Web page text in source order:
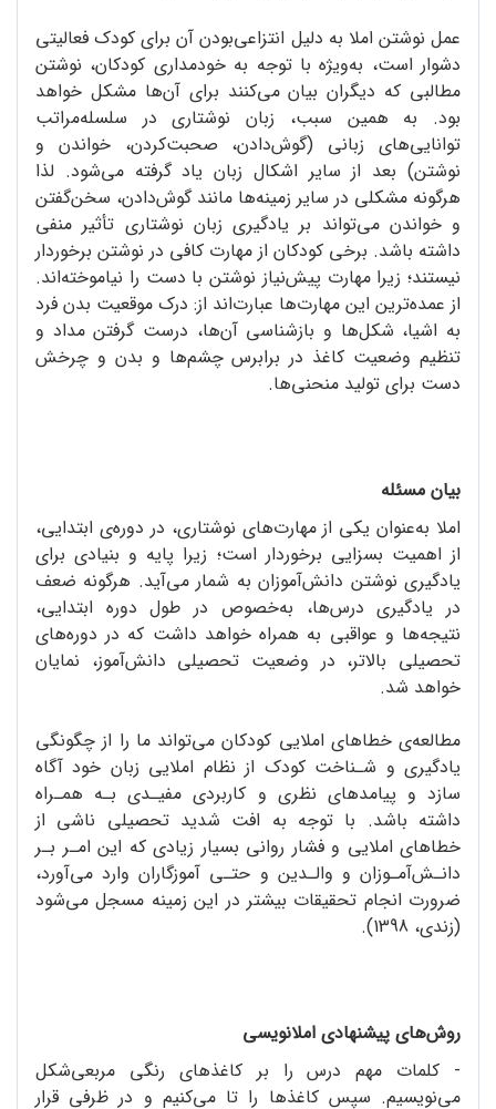
عمل نوشتن املا به دلیل انتزاعی‌بودن آن برای کودک فعالیتی
دشوار است، به‌ویژه با توجه به خودمداری کودکان، نوشتن
مطالبی که دیگران بیان می‌کنند برای آن‌ها مشکل خواهد
بود. به همین سبب، زبان نوشتاری در سلسله‌مراتب
توانایی‌های زبانی (گوش‌دادن، صحبت‌کردن، خواندن و
نوشتن) بعد از سایر اشکال زبان یاد گرفته می‌شود. لذا
هرگونه مشکلی در سایر زمینه‌ها مانند گوش‌دادن، سخن‌گفتن
و خواندن می‌تواند بر یادگیری زبان نوشتاری تأثیر منفی
داشته باشد. برخی کودکان از مهارت کافی در نوشتن برخوردار
نیستند؛ زیرا مهارت پیش‌نیاز نوشتن با دست را نیاموخته‌اند.
از عمده‌ترین این مهارت‌ها عبارت‌اند از: درک موقعیت بدن فرد
به اشیا، شکل‌ها و بازشناسی آن‌ها، درست گرفتن مداد و
تنظیم وضعیت کاغذ در برابرس چشم‌ها و بدن و چرخش
دست برای تولید منحنی‌ها.
بیان مسئله
املا به‌‌عنوان یکی از مهارت‌های نوشتاری، در دوره‌ی ابتدایی،
از اهمیت بسزایی برخوردار است؛ زیرا پایه و بنیادی برای
یادگیری نوشتن دانش‌آموزان به شمار می‌آید. هرگونه ضعف
در یادگیری درس‌ها، به‌خصوص در طول دوره ابتدایی،
نتیجه‌ها و عواقبی به همراه خواهد داشت که در دوره‌های
تحصیلی بالاتر، در وضعیت تحصیلی دانش‌آموز، نمایان
خواهد شد.
مطالعه‌ی خطاهای املایی کودکان می‌تواند ما را از چگونگی
یادگیری و شـناخت کودک از نظام املایی زبان خود آگاه
سازد و پیامدهای نظری و کاربردی مفیـدی بـه همـراه
داشته باشد. با توجه به افت شدید تحصیلی ناشی از
خطاهای املایی و فشار روانی بسیار زیادی که این امـر بـر
دانـش‌آمـوزان و والـدین و حتـی آموزگاران وارد می‌آورد،
ضرورت انجام تحقیقات بیشتر در این زمینه مسجل می‌شود
(زندی، 1398).
روش‌های پیشنهادی املانویسی
- کلمات مهم درس را بر کاغذهای رنگی مربعی‌شکل
می‌نویسیم. سپس کاغذها را تا می‌کنیم و در ظرفی قرار